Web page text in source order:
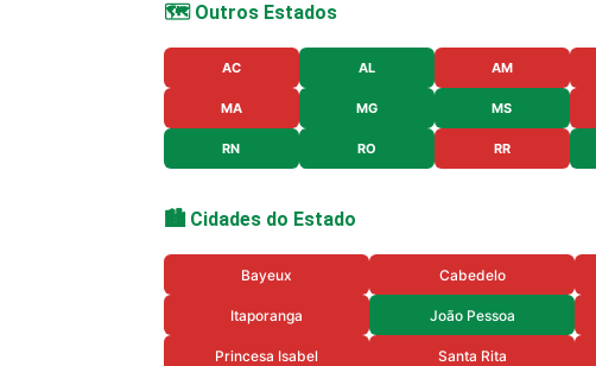
🗺️ Outros Estados
AC AL AM
MA MG MS
RN RO RR
🏙️ Cidades do Estado
Bayeux Cabedelo
Itaporanga João Pessoa
Princesa Isabel Santa Rita